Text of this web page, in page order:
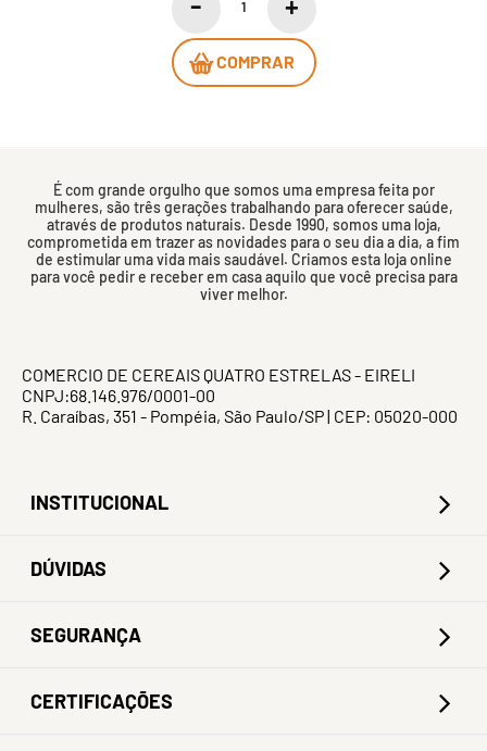
COMPRAR
É com grande orgulho que somos uma empresa feita por
mulheres, são três gerações trabalhando para oferecer saúde,
através de produtos naturais. Desde 1990, somos uma loja,
comprometida em trazer as novidades para o seu dia a dia, a fim
de estimular uma vida mais saudável. Criamos esta loja online
para você pedir e receber em casa aquilo que você precisa para
viver melhor.
COMERCIO DE CEREAIS QUATRO ESTRELAS - EIRELI
CNPJ:68.146.976/0001-00
R. Caraíbas, 351 - Pompéia, São Paulo/SP | CEP: 05020-000
INSTITUCIONAL
DÚVIDAS
SEGURANÇA
CERTIFICAÇÕES